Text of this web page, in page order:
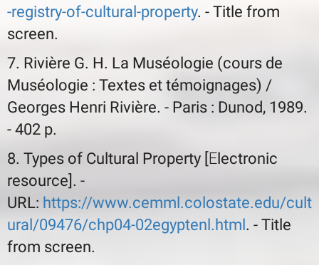
-registry-of-cultural-property. - Title from
screen.
7. Rivière G. H. La Muséologie (cours de
Muséologie : Textes et témoignages) /
Georges Henri Rivière. - Paris : Dunod, 1989.
- 402 p.
8. Types of Cultural Property [Еlectronic
resource]. -
URL: https://www.cemml.colostate.edu/cult
ural/09476/chp04-02egyptenl.html. - Title
from screen.